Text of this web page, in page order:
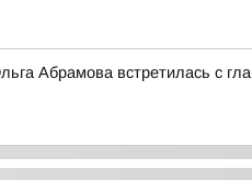
Абрамова встретилась с